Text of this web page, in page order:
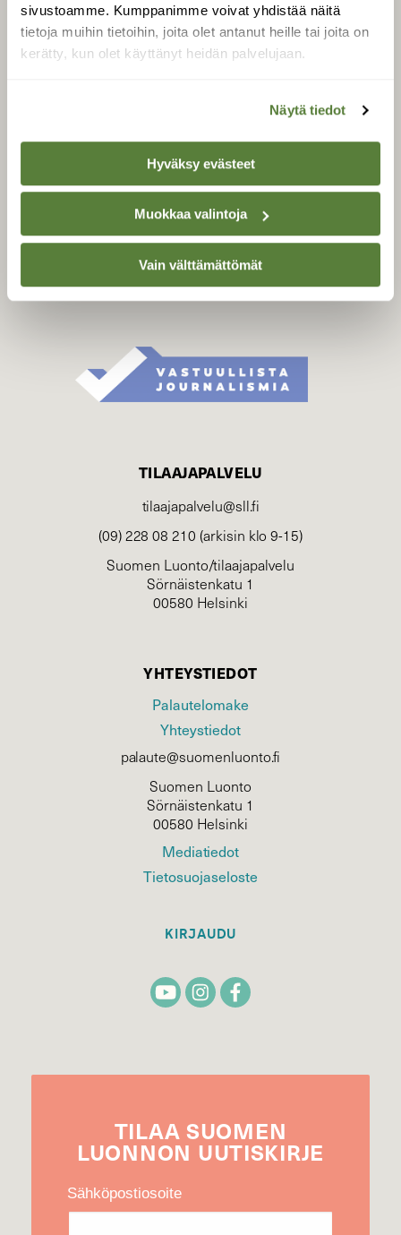
sivustoamme. Kumppanimme voivat yhdistää näitä
tietoja muihin tietoihin, joita olet antanut heille tai joita on
kerätty, kun olet käyttänyt heidän palvelujaan.
Näytä tiedot
Hyväksy evästeet
Muokkaa valintoja
Vain välttämättömät
Tilaa digilukuoikeus
Äänestä parasta juttua
Tilaa uutiskirje
SUOJELU­LIITTO
Suomen Luonto -lehden
kustantaja on
luonnonsuojelu­liitto.
TILAAJAPALVELU
tilaajapalvelu@sll.fi
(09) 228 08 210 (arkisin klo 9-15)
Suomen Luonto/tilaajapalvelu
Sörnäistenkatu 1
00580 Helsinki
YHTEYSTIEDOT
Palautelomake
Yhteystiedot
palaute@suomenluonto.fi
Suomen Luonto
Sörnäistenkatu 1
00580 Helsinki
Mediatiedot
Tietosuojaseloste
KIRJAUDU
TILAA SUOMEN
LUONNON UUTIS­KIRJE
Sähköpostiosoite